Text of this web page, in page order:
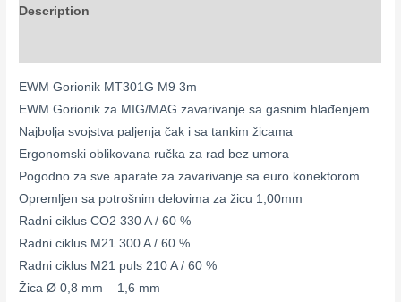
Description
EWM Gorionik MT301G M9 3m
EWM Gorionik za MIG/MAG zavarivanje sa gasnim hlađenjem
Najbolja svojstva paljenja čak i sa tankim žicama
Ergonomski oblikovana ručka za rad bez umora
Pogodno za sve aparate za zavarivanje sa euro konektorom
Opremljen sa potrošnim delovima za žicu 1,00mm
Radni ciklus CO2 330 A / 60 %
Radni ciklus M21 300 A / 60 %
Radni ciklus M21 puls 210 A / 60 %
Žica Ø 0,8 mm – 1,6 mm